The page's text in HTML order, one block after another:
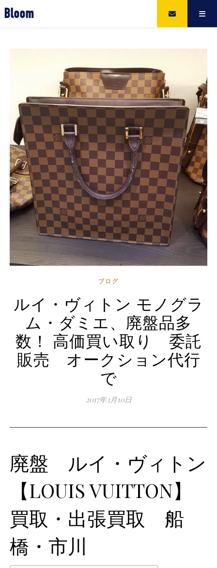
Bloom
ブログ
ルイ・ヴィトン モノグラ
ム・ダミエ、廃盤品多
数！ 高価買い取り 委託
販売 オークション代行
で
2017年3月10日
廃盤 ルイ・ヴィトン
【LOUIS VUITTON】
買取・出張買取 船
橋・市川